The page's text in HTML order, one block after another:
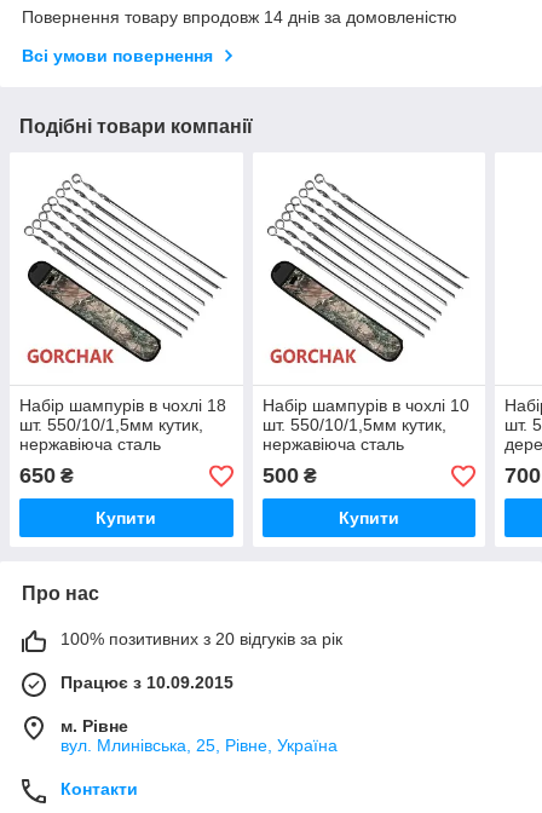
Повернення товару впродовж 14 днів за домовленістю
Всі умови повернення
Подібні товари компанії
Набір шампурів в чохлі 18
шт. 550/10/1,5мм кутик,
нержавіюча сталь
650 ₴
Купити
Набір шампурів в чохлі 10
шт. 550/10/1,5мм кутик,
нержавіюча сталь
500₴
Купити
шт.
700
Про нас
100% позитивних з 20 відгуків за рік
Працює з 10.09.2015
м. Рівне
вул. Млинівська, 25, Рівне, Україна
Контакти